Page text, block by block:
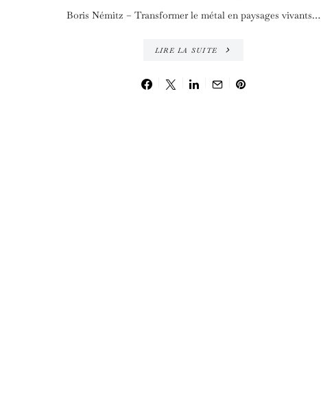
Boris Némitz – Transformer le métal en paysages vivants…
LIRE LA SUITE